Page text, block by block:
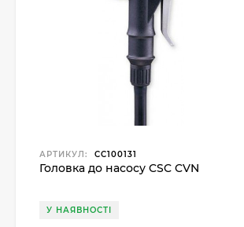
АРТИКУЛ: CC100131
Головка до насосу CSC CVN
У НАЯВНОСТІ